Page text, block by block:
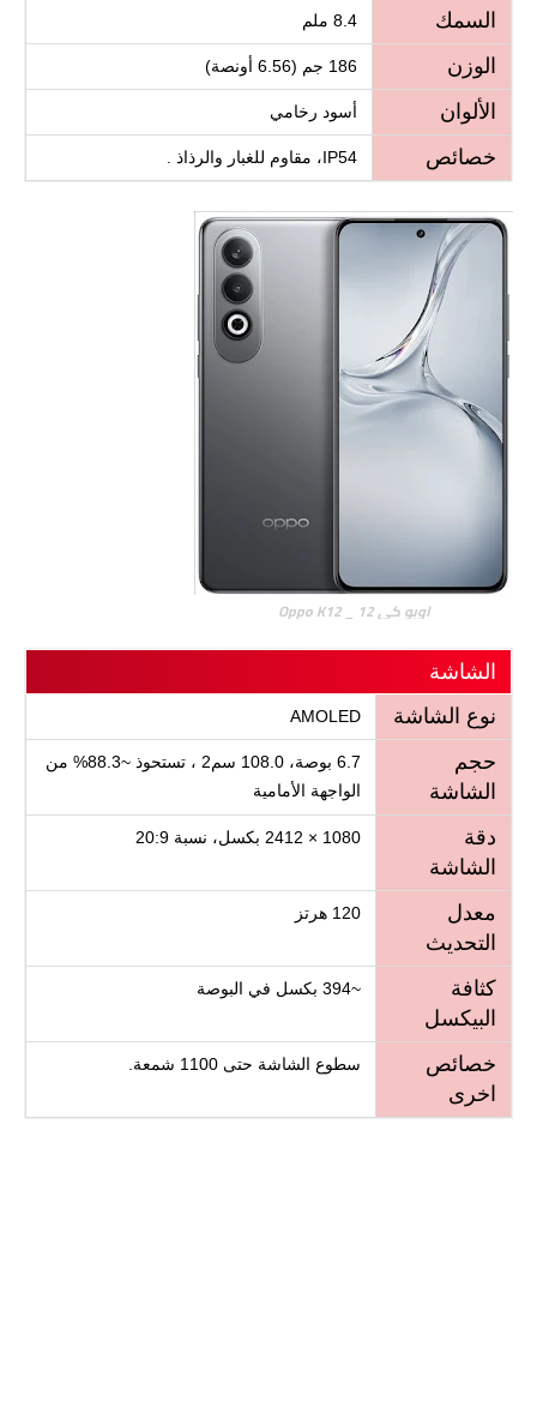
السمك 8.4 ملم
الوزن 186 جم (6.56 أونصة)
الألوان أسود رخامي
خصائص IP54، مقاوم للغبار والرذاذ .
اوبو كي 12 _ Oppo K12
الشاشة
نوع الشاشة
AMOLED
حجم
الشاشة
6.7 بوصة، 108.0 سم2 ، تستحوذ ~88.3% من
الواجهة الأمامية
دقة
الشاشة
1080 × 2412 بكسل، نسبة 20:9
معدل
التحديث
120 هرتز
كثافة
البيكسل
~394 بكسل في البوصة
خصائص
اخرى
سطوع الشاشة حتى 1100 شمعة.